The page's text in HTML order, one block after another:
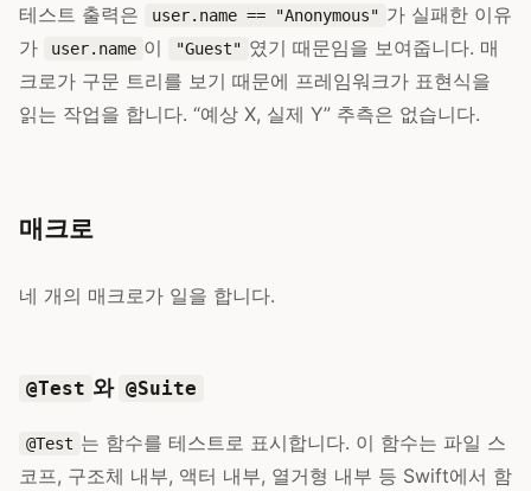
테스트 출력은
user.name == "Anonymous" 가 실패한 이유
가
user.name 이 "Guest" 였기 때문임을 보여줍니다. 매
크로가 구문 트리를 보기 때문에 프레임워크가 표현식을
읽는 작업을 합니다. “예상 X, 실제 Y” 추측은 없습니다.
매크로
네 개의 매크로가 일을 합니다.
@Test 와 @Suite
@Test 는 함수를 테스트로 표시합니다. 이 함수는 파일 스
코프, 구조체 내부, 액터 내부, 열거형 내부 등 Swift에서 함